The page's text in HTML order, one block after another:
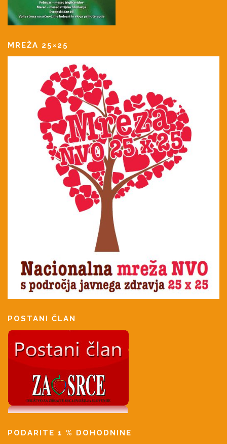
MREŽA 25×25
POSTANI ČLAN
PODARITE 1 % DOHODNINE